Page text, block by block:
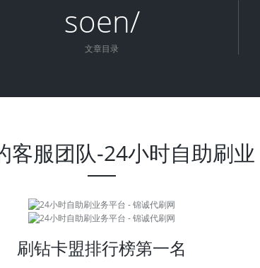
soen/
文章目录
客服团队-24小时自助刷业
刷钻卡盟排行榜第一名